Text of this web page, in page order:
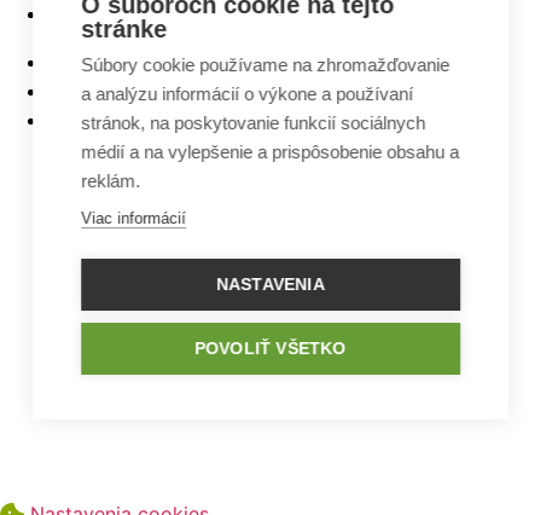
Bungalovy s rovnou strechou
Bungalovy s garážou
Bungalovy s terasou
Bungalovy v tvare L
stránke
Súbory cookie používame na zhromažďovanie
a analýzu informácií o výkone a používaní
stránok, na poskytovanie funkcií sociálnych
médií a na vylepšenie a prispôsobenie obsahu a
reklám.
Viac informácií
NASTAVENIA
POVOLIŤ VŠETKO